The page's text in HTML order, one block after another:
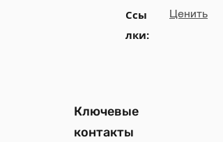
Ссы
лки:
Ценить
Ключевые
контакты